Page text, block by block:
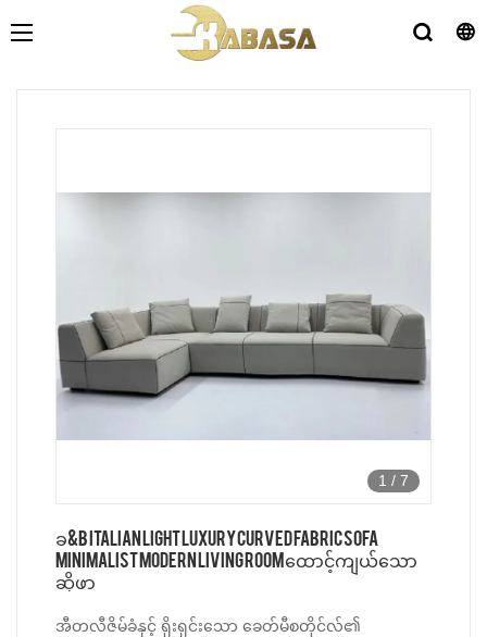
1 / 7
ခ&B Italian Light Luxury Curved Fabric Sofa
Minimalist Modern Living Room ထောင့်ကျယ်သော
ဆိုဖာ
အီတလီဇိမ်ခံနှင့် ရိုးရှင်းသော ခေတ်မီစတိုင်လ်၏